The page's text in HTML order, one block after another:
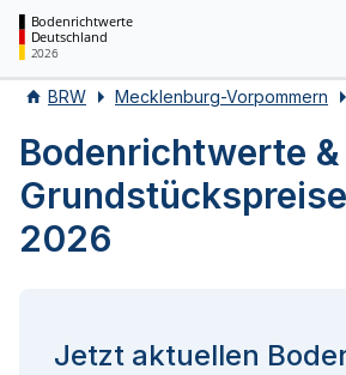
Bodenrichtwerte
Deutschland
2026
BRW Mecklenburg-Vorpommern
Bodenrichtwerte &
2026
Jetzt aktuellen